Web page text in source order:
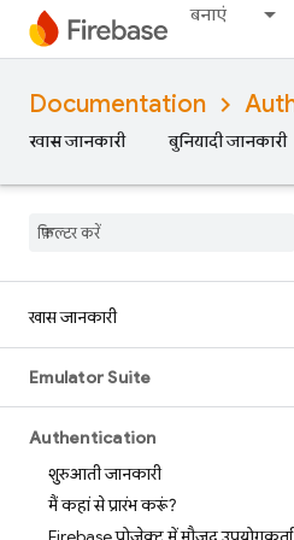
बनाएं
Documentation
खास जानकारी बुनियादी जानकारी
खास जानकारी
Emulator Suite
Authentication
शुरुआती जानकारी
मैं कहां से प्रारंभ करूं?